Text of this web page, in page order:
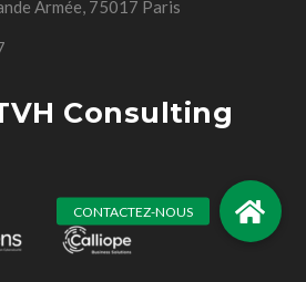
Armée, 75017 Paris
Consulting